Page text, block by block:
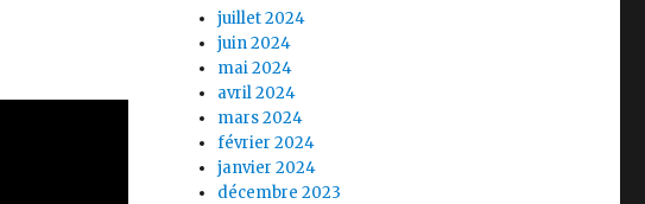
juillet 2024
juin 2024
mai 2024
avril 2024
mars 2024
février 2024
janvier 2024
décembre 2023